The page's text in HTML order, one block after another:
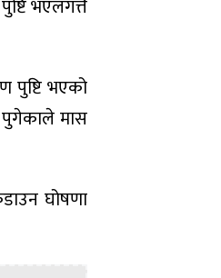
भएलगत्तै
पुष्टि भएको
पुगेकाले मास
घोषणा